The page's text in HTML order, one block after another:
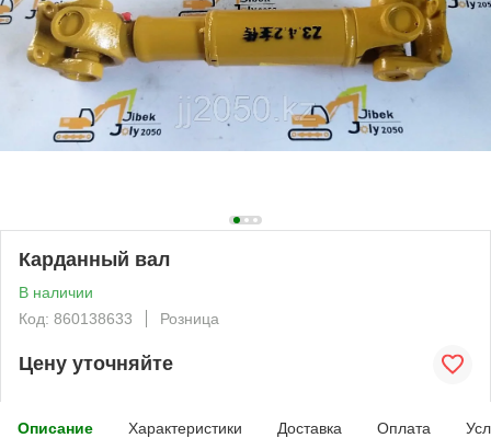
Карданный вал
В наличии
Код: 860138633
Розница
Цену уточняйте
Описание Характеристики Доставка Оплата